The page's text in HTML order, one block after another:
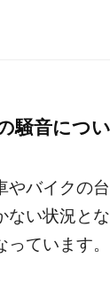
騒音につ
バイクの
い状況と
ています。